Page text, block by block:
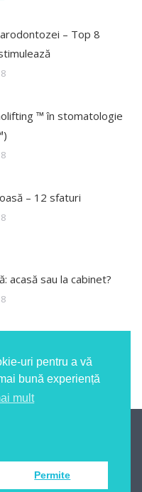
uri pentru a vă
bună experiență
mult
Permite
– Top 8
™ în stomatologie
– 12 sfaturi
acasă sau la cabinet?